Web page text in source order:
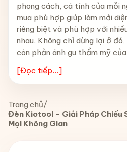
phong cách, cá tính của mỗi
mua phù hợp giúp làm mới
riêng biệt và phù hợp với
nhau. Không chỉ dừng lại ở
còn phản ánh gu thẩm mỹ của
[Đọc tiếp...]
Trang chủ/
Đèn Kiotool – Giải Pháp Chiếu
Mọi Không Gian